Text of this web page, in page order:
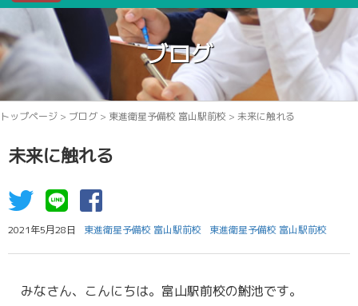
ブログ
トップページ > ブログ > 東進衛星予備校 富山駅前校 > 未来に触れる
未来に触れる
2021年5月28日 東進衛星予備校 富山駅前校 東進衛星予備校 富山駅前校
みなさん、こんにちは。富山駅前校の鮒池です。